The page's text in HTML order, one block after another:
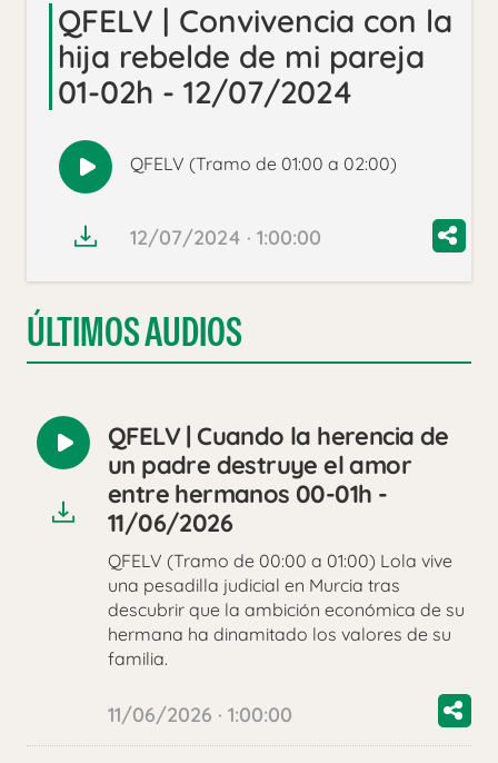
QFELV | Convivencia con la
hija rebelde de mi pareja
01-02h - 12/07/2024
Reproducir
audio
QFELV (Tramo de 01:00 a 02:00)
12/07/2024 · 1:00:00
ÚLTIMOS AUDIOS
Reproducir
audio
QFELV | Cuando la herencia de
un padre destruye el amor
entre hermanos 00-01h -
11/06/2026
QFELV (Tramo de 00:00 a 01:00) Lola vive
una pesadilla judicial en Murcia tras
descubrir que la ambición económica de su
hermana ha dinamitado los valores de su
familia.
11/06/2026 · 1:00:00